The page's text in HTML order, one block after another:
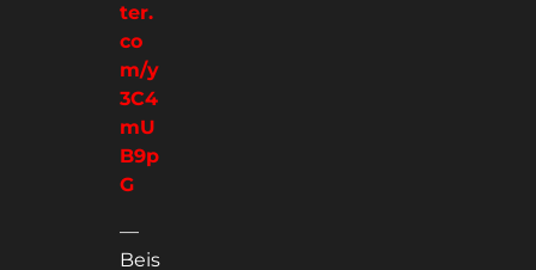
ter.
co
m/y
3C4
mU
B9p
G
—
Beis